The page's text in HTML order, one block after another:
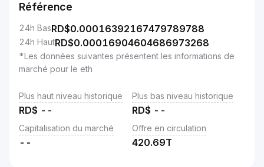
Référence
24h BasRD$0.00016392167479789788
24h HautRD$0.00016904604686973268
*Les données suivantes présentent les informations de
marché pour le eth
Plus haut niveau historique
RD$ --
Plus bas niveau historique
RD$ --
Capitalisation du marché
--
Offre en circulation
420.69T